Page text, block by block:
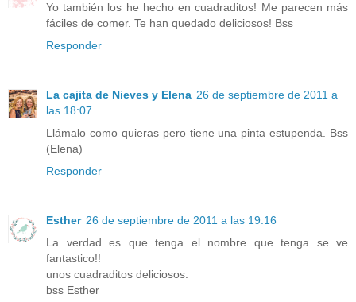
Yo también los he hecho en cuadraditos! Me parecen más
fáciles de comer. Te han quedado deliciosos! Bss
Responder
La cajita de Nieves y Elena 26 de septiembre de 2011 a
las 18:07
Llámalo como quieras pero tiene una pinta estupenda. Bss
(Elena)
Responder
Esther 26 de septiembre de 2011 a las 19:16
La verdad es que tenga el nombre que tenga se ve
fantastico!!
unos cuadraditos deliciosos.
bss Esther